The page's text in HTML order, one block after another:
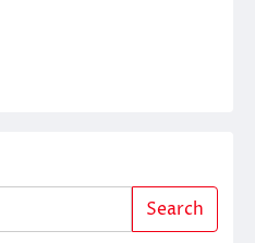
Search